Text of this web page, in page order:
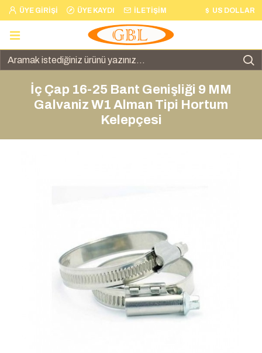
ÜYE GIRIŞI ÜYE KAYDI İLETIŞIM $ US DOLLAR
İç Çap 16-25 Bant Genişliği 9 MM
Galvaniz W1 Alman Tipi Hortum
Kelepçesi